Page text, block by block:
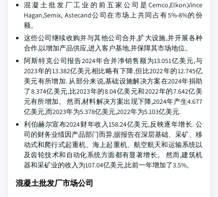
混凝土批发厂工业的前五家公司是Cemco,Elkon,Vince
Hagan,Semix, Astecand公司在市场上共同占有5%-8%的份
额。
这些公司继续收购并与其他公司合并,扩大设施,并开展各种
合作,以增加产品供应,进入客户基地,并保障其市场地位。
阿斯特克公司报告2024年合并净销售额为13.051亿美元,与
2023年的13.382亿美元相比略有下降,但比2022年的12.745亿
美元有所增加. 从部分来说,基础设施解决方案在2024年捐助
了8.374亿美元,比2023年的8.04亿美元和2022年的7.642亿美
元有所增加。 然而,材料解决方案出现下降,2024年产生4.677
亿美元,而2023年为5.378亿美元,2022年为5.103亿美元.
利伯赫尔宣布2024财年收入158.24亿美元,反映逐年增长. 公
司的财务业绩因产品部门而异,据报告在深层基础、采矿、移
动式和爬行式起重机、海上起重机、航空航天和运输系统以
及齿轮技术和自动化系统方面都有显著增长。 然而,建筑机
器和采矿业的收入为107.04亿美元,比前一年增加了3.5%。
混凝土批发厂市场公司